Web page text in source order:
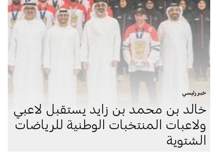
خبر رئيسي
خالد بن محمد بن زايد يستقبل لاعبي
ولاعبات المنتخبات الوطنية للرياضات
الشتوية